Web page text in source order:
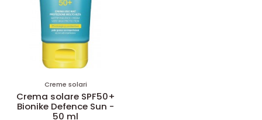
Creme solari
Crema solare SPF50+
Bionike Defence Sun -
50 ml